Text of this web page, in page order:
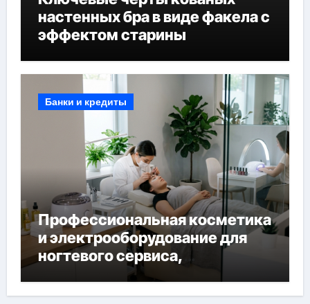
настенных бра в виде факела с
эффектом старины
Банки и кредиты
Профессиональная косметика
и электрооборудование для
ногтевого сервиса,
наращивания ресниц и
депиляции